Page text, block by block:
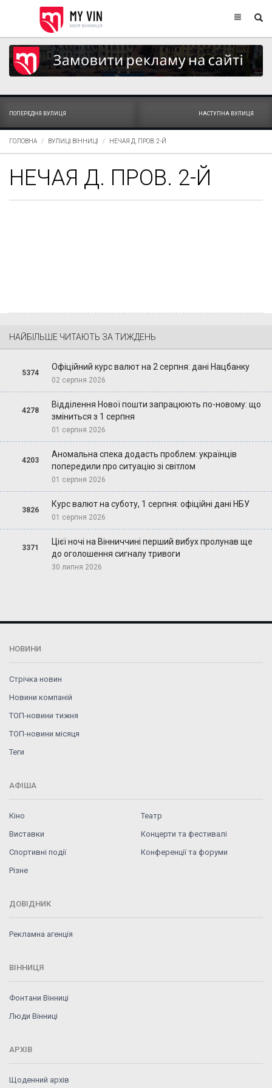
ПОПЕРЕДНЯ ВУЛИЦЯ НАСТУПНА ВУЛИЦЯ
ГОЛОВНА ВУЛИЦІ ВІННИЦІ НЕЧАЯ Д. ПРОВ. 2-Й
НЕЧАЯ Д. ПРОВ. 2-Й
НАЙБІЛЬШЕ ЧИТАЮТЬ ЗА ТИЖДЕНЬ
5374
Офіційний курс валют на 2 серпня: дані Нацбанку
02 серпня 2026
4278
Відділення Нової пошти запрацюють по-новому: що
зміниться з 1 серпня
01 серпня 2026
4203
Аномальна спека додасть проблем: українців
попередили про ситуацію зі світлом
01 серпня 2026
3826
Курс валют на суботу, 1 серпня: офіційні дані НБУ
01 серпня 2026
3371
Цієї ночі на Вінниччині перший вибух пролунав ще
до оголошення сигналу тривоги
30 липня 2026
НОВИНИ
Стрічка новин
Новини компаній
ТОП-новини тижня
ТОП-новини місяця
Теги
АФІША
Кіно
Театр
Виставки
Концерти та фестивалі
Спортивні події
Конференції та форуми
Різне
ДОВІДНИК
Рекламна агенція
ВІННИЦЯ
Фонтани Вінниці
Люди Вінниці
АРХІВ
Щоденний архів